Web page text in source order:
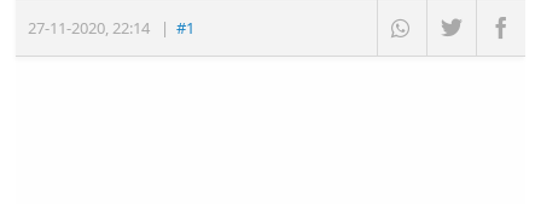
27-11-2020,22:14 |#1